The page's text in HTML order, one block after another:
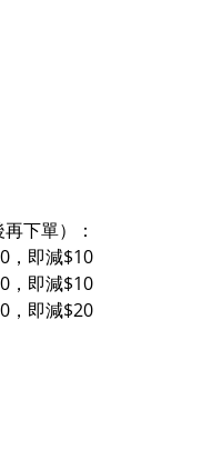
下單）：
，即減$10
，即減$10
，即減$20